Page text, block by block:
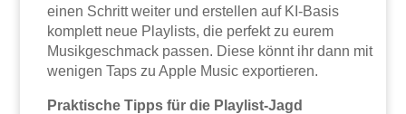
einen Schritt weiter und erstellen auf KI-Basis
komplett neue Playlists, die perfekt zu eurem
Musikgeschmack passen. Diese könnt ihr dann mit
wenigen Taps zu Apple Music exportieren.
Praktische Tipps für die Playlist-Jagd